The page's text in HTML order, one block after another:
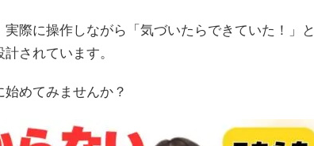
際に操作しながら「気づいたらできていた！」と
されています。
めてみませんか？